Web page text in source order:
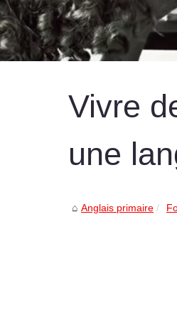
Vivre
une
Anglais primaire